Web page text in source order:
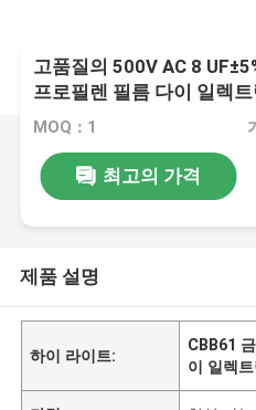
고품질의 500V AC 8
프로필렌 필름 다이 일렉트
MOQ：1
최고의 가격
제품 설명
하이 라이트:
CBB61
이 일렉